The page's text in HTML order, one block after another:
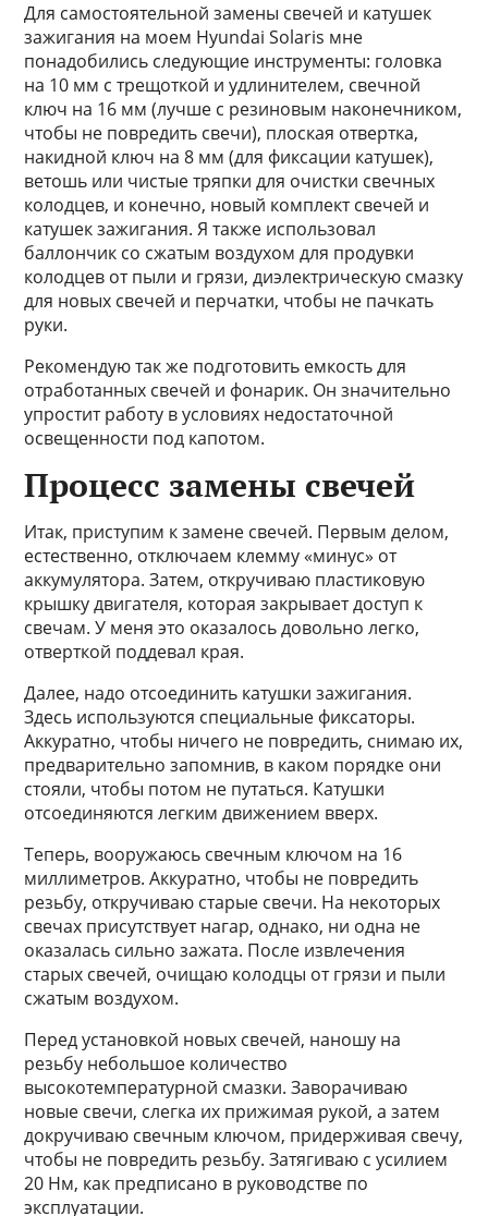
Для самостоятельной замены свечей и катушек
зажигания на моем Hyundai Solaris мне
понадобились следующие инструменты: головка
на 10 мм с трещоткой и удлинителем, свечной
ключ на 16 мм (лучше с резиновым наконечником,
чтобы не повредить свечи), плоская отвертка,
накидной ключ на 8 мм (для фиксации катушек),
ветошь или чистые тряпки для очистки свечных
колодцев, и конечно, новый комплект свечей и
катушек зажигания. Я также использовал
баллончик со сжатым воздухом для продувки
колодцев от пыли и грязи, диэлектрическую смазку
для новых свечей и перчатки, чтобы не пачкать
руки.
Рекомендую так же подготовить емкость для
отработанных свечей и фонарик. Он значительно
упростит работу в условиях недостаточной
освещенности под капотом.
Процесс замены свечей
Итак, приступим к замене свечей. Первым делом,
естественно, отключаем клемму «минус» от
аккумулятора. Затем, откручиваю пластиковую
крышку двигателя, которая закрывает доступ к
свечам. У меня это оказалось довольно легко,
отверткой поддевал края.
Далее, надо отсоединить катушки зажигания.
Здесь используются специальные фиксаторы.
Аккуратно, чтобы ничего не повредить, снимаю их,
предварительно запомнив, в каком порядке они
стояли, чтобы потом не путаться. Катушки
отсоединяются легким движением вверх.
Теперь, вооружаюсь свечным ключом на 16
миллиметров. Аккуратно, чтобы не повредить
резьбу, откручиваю старые свечи. На некоторых
свечах присутствует нагар, однако, ни одна не
оказалась сильно зажата. После извлечения
старых свечей, очищаю колодцы от грязи и пыли
сжатым воздухом.
Перед установкой новых свечей, наношу на
резьбу небольшое количество
высокотемпературной смазки. Заворачиваю
новые свечи, слегка их прижимая рукой, а затем
докручиваю свечным ключом, придерживая свечу,
чтобы не повредить резьбу. Затягиваю с усилием
20 Нм, как предписано в руководстве по
эксплуатации.